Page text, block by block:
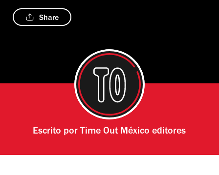
Share
Escrito por Time Out México editores